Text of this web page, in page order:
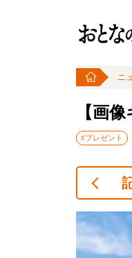
ニ
【画
#プレゼント